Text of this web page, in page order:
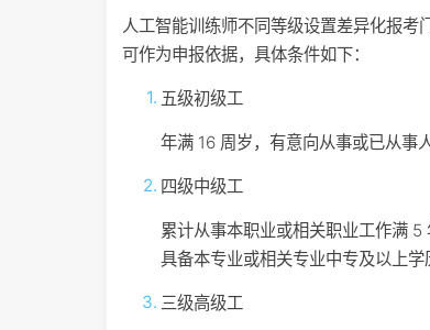
人工智能训练师不同等级设置差异化报
可作为申报依据，具体条件如下：
五级初级工
年满 16 周岁，有意向从事或已从事
四级中级工
累计从事本职业或相关职业工作满 5
具备本专业或相关专业中专及以上学
三级高级工